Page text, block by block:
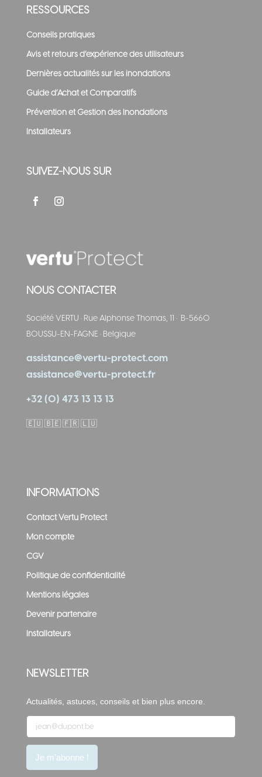
RESSOURCES
Conseils pratiques
Avis et retours d’expérience des utilisateurs
Dernières actualités sur les inondations
Guide d’Achat et Comparatifs
Prévention et Gestion des Inondations
Installateurs
SUIVEZ-NOUS SUR
NOUS CONTACTER
Société VERTU ·Rue Alphonse Thomas, 11 · B-5660
BOUSSU-EN-FAGNE ·Belgique
assistance@vertu-protect.com
assistance@vertu-protect.fr
+32 (0) 473 13 13 13
🇪🇺 🇧🇪 🇫🇷 🇱🇺
INFORMATIONS
Contact Vertu Protect
Mon compte
CGV
Politique de confidentialité
Mentions légales
Devenir partenaire
Installateurs
NEWSLETTER
Actualités, astuces, conseils et bien plus encore.
e
Je m'abonne !